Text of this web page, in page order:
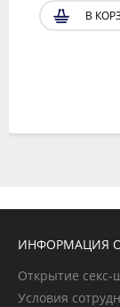
В
ИНФОРМАЦИЯ
Открытие секс-
Условия